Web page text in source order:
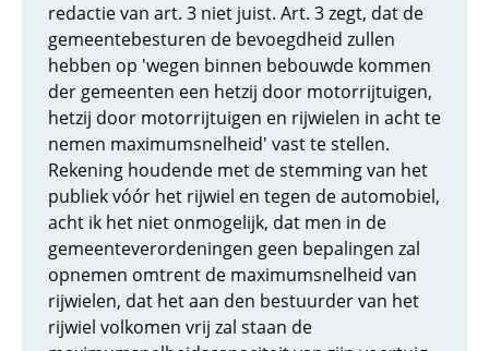
redactie van art. 3 niet juist. Art. 3 zegt, dat de
gemeentebesturen de bevoegdheid zullen
hebben op 'wegen binnen bebouwde kommen
der gemeenten een hetzij door motorrijtuigen,
hetzij door motorrijtuigen en rijwielen in acht te
nemen maximumsnelheid' vast te stellen.
Rekening houdende met de stemming van het
publiek vóór het rijwiel en tegen de automobiel,
acht ik het niet onmogelijk, dat men in de
gemeenteverordeningen geen bepalingen zal
opnemen omtrent de maximumsnelheid van
rijwielen, dat het aan den bestuurder van het
rijwiel volkomen vrij zal staan de